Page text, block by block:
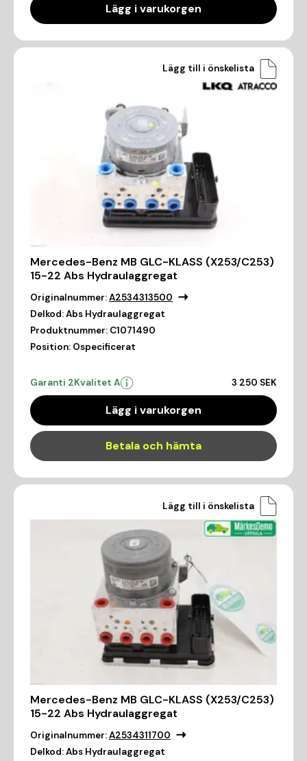
Lägg i varukorgen
Lägg till i önskelista
Mercedes-Benz MB GLC-KLASS (X253/C253)
15-22 Abs Hydraulaggregat
Originalnummer:A2534313500
Delkod:Abs Hydraulaggregat
Produktnummer: C1071490
Position: Ospecificerat
Garanti 2Kvalitet A 3 250 SEK
Lägg i varukorgen
Betala och hämta
Lägg till i önskelista
Mercedes-Benz MB GLC-KLASS (X253/C253)
15-22 Abs Hydraulaggregat
Originalnummer:A2534311700
Delkod:Abs Hydraulaggregat